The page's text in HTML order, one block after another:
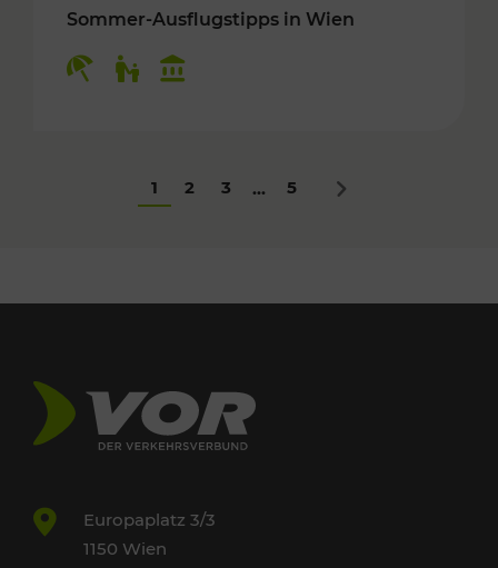
Sommer-Ausflugstipps in Wien
1 2 3 ... 5 Nächstes
Europaplatz 3/3
1150 Wien